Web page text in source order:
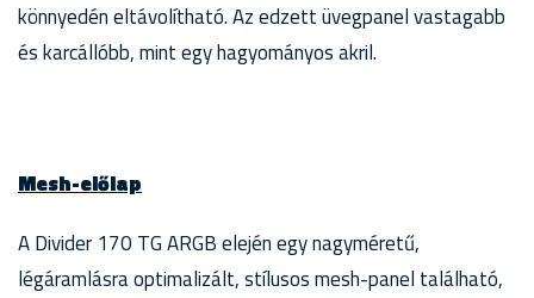
könnyedén eltávolítható. Az edzett üvegpanel vastagabb
és karcállóbb, mint egy hagyományos akril.
Mesh-előlap
A Divider 170 TG ARGB elején egy nagyméretű,
légáramlásra optimalizált, stílusos mesh-panel található,